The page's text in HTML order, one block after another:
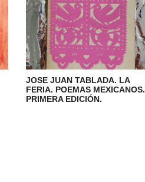
JOSE JUAN TABLADA. LA
FERIA. POEMAS MEXICANOS.
PRIMERA EDICIÓN.